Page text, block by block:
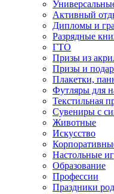
Активный
Дипломы и
Разрядные
ГТО
Призы из
Призы и
Плакетки,
Футляры для
Текстильная
Сувениры с
Животные
Искусство
Настольные
Образование
Профессии
Праздники